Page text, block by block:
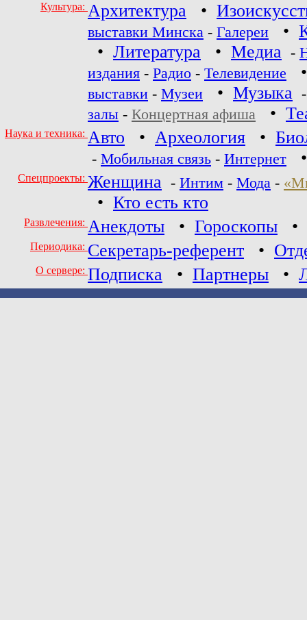
Культура: Архитектура •
выставки Минска - Галереи •
• Литература • Медиа -
издания - Радио - Телевидение
выставки - Музеи • Музыка
залы - Концертная афиша •
Наука и техника: Авто • Археология •
- Мобильная связь - Интернет
Спецпроекты: Женщина - Интим - Мода -
• Кто есть кто
Развлечения: Анекдоты • Гороскопы •
Периодика: Секретарь-референт •
О сервере: Подписка • Партнеры •